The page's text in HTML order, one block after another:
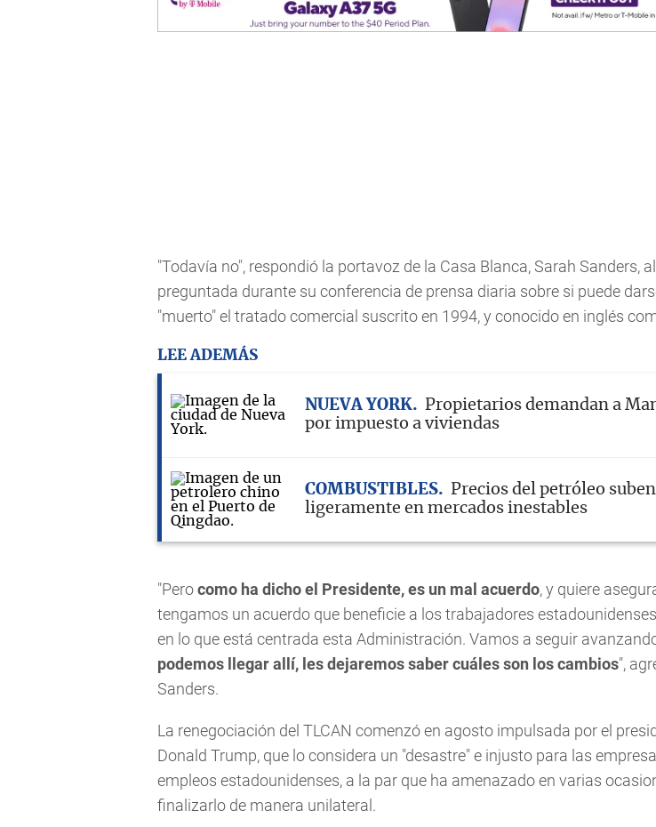
"Todavía no", respondió la portavoz de la Casa Blanca, Sarah Sanders,
preguntada durante su conferencia de prensa diaria sobre si puede
"muerto" el tratado comercial suscrito en 1994, y conocido en inglés
LEE ADEMÁS
NUEVA YORK
Propietarios demandan a
por impuesto a viviendas
COMBUSTIBLES
Precios del petróleo suben
ligeramente en mercados inestables
"Perocomo ha dicho el Presidente, es un mal acuerdo, y quiere
tengamos un acuerdo que beneficie a los trabajadores
en lo que está centrada esta Administración. Vamos a seguir
podemos llegar allí, les dejaremos saber cuáles son los cambios",
Sanders.
La renegociación del TLCAN comenzó en agosto impulsada por el
Donald Trump, que lo considera un "desastre" e injusto para las
empleos estadounidenses, a la par que ha amenazado en varias
finalizarlo de manera unilateral.